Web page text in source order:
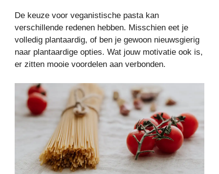
De keuze voor veganistische pasta kan
verschillende redenen hebben. Misschien eet je
volledig plantaardig, of ben je gewoon nieuwsgierig
naar plantaardige opties. Wat jouw motivatie ook is,
er zitten mooie voordelen aan verbonden.